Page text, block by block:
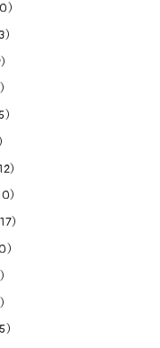
）
）
）